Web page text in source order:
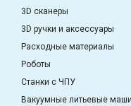
3D сканеры
3D ручки и аксессуары
Расходные материалы
Роботы
Станки с ЧПУ
Вакуумные литьевые